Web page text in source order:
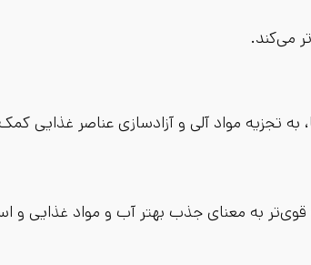
می‌کند.
تجزیه مواد آلی و آزادسازی عناصر غذایی
به معنای جذب بهتر آب و مواد غذایی و